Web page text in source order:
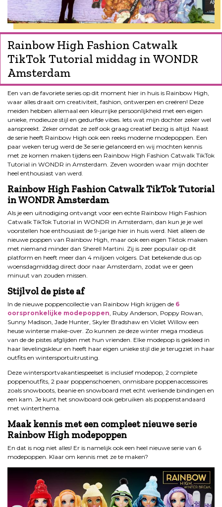
Rainbow High Fashion Catwalk
TikTok Tutorial middag in WONDR
Amsterdam
Een van de favoriete series op dit moment hier in huis is Rainbow High,
waar alles draait om creativiteit, fashion, ontwerpen en creëren! Deze
meiden hebben allemaal een kleurrijke persoonlijkheid met een eigen
unieke, modieuze stijl en gedurfde vibes. Iets wat mijn dochter zeker wel
aanspreekt. Zeker omdat ze zelf ook graag creatief bezig is altijd. Naast
de serie heeft Rainbow High ook een reeks moderne modepoppen. Een
paar weken terug werd de 3e serie gelanceerd en wij mochten kennis
met ze komen maken tijdens een Rainbow High Fashion Catwalk TikTok
Tutorial in WONDR in Amsterdam. Zeven woorden waar mijn dochter
heel enthousiast van werd.
Rainbow High Fashion Catwalk TikTok Tutorial
in WONDR Amsterdam
Als je een uitnodiging ontvangt voor een echte Rainbow High Fashion
Catwalk TikTok Tutorial in WONDR in Amsterdam, dan kun je je wel
voorstellen hoe enthousiast de 9-jarige hier in huis werd. Niet alleen de
nieuwe poppen van Rainbow High, maar ook een eigen Tiktok maken
met niemand minder dan Sherell Martini. Zij is zeer populair op dit
platform en heeft meer dan 4 miljoen volgers. Dat betekende dus op
woensdagmiddag direct door naar Amsterdam, zodat we er geen
minuut van zouden missen.
Stijlvol de piste af
In de nieuwe poppencollectie van Rainbow High krijgen de 6
oorspronkelijke modepoppen, Ruby Anderson, Poppy Rowan,
Sunny Madison, Jade Hunter, Skyler Bradshaw en Violet Willow een
heuse winterse make-over. Zo kunnen ze deze winter mega modieus
van de de pistes afglijden met hun vrienden. Elke modepop is gekleed in
haar lievelingskleur en heeft haar eigen unieke stijl die je terugziet in haar
outfits en wintersportuitrusting.
Deze wintersportvakantiespeelset is inclusief modepop, 2 complete
poppenoutfits, 2 paar poppenschoenen, onmisbare poppenaccessoires
zoals snowboots, beanie en snowboard met echt werkende bindingen en
een kam. Je kunt het snowboard ook gebruiken als poppenstandaard
met winterthema.
Maak kennis met een compleet nieuwe serie
Rainbow High modepoppen
En dat is nog niet alles! Er is namelijk ook een heel nieuwe serie van 6
modepoppen. Klaar om kennis met ze te maken?